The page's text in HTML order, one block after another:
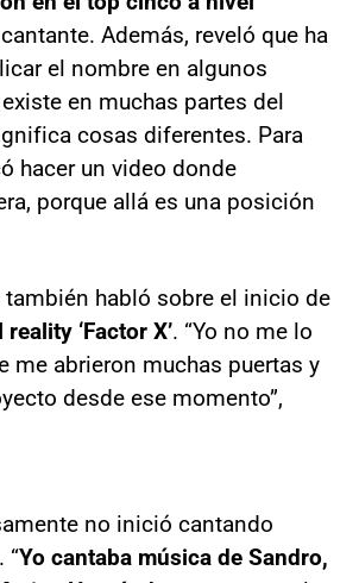
Además, reveló que ha
el nombre en algunos
existe en muchas partes del
cosas diferentes. Para
hacer un video donde
porque allá es una posición
habló sobre el inicio de
reality ‘Factor X’. “Yo no me lo
me abrieron muchas puertas y
desde ese momento”,
no inició cantando
“Yo cantaba música de Sandro,